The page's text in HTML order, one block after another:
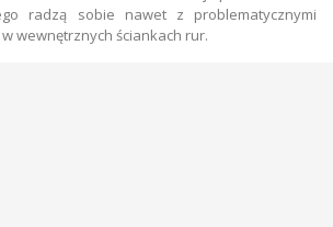
radzą sobie nawet z problematycznymi
wewnętrznych ściankach rur.